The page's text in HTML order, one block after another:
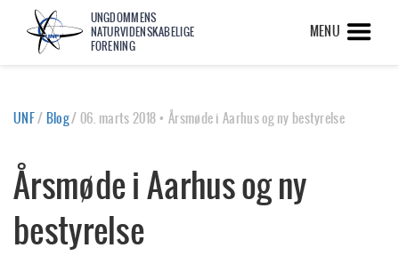
UNGDOMMENS
NATURVIDENSKABELIGE
FORENING
MENU
UNF/Blog/06. marts 2018 • Årsmøde i Aarhus og ny bestyrelse
Årsmøde i Aarhus og ny
bestyrelse